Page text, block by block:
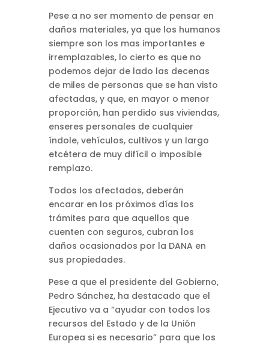
Pese a no ser momento de pensar en
daños materiales, ya que los humanos
siempre son los mas importantes e
irremplazables, lo cierto es que no
podemos dejar de lado las decenas
de miles de personas que se han visto
afectadas, y que, en mayor o menor
proporción, han perdido sus viviendas,
enseres personales de cualquier
índole, vehículos, cultivos y un largo
etcétera de muy difícil o imposible
remplazo.
Todos los afectados, deberán
encarar en los próximos días los
trámites para que aquellos que
cuenten con seguros, cubran los
daños ocasionados por la DANA en
sus propiedades.
Pese a que el presidente del Gobierno,
Pedro Sánchez, ha destacado que el
Ejecutivo va a “ayudar con todos los
recursos del Estado y de la Unión
Europea si es necesario” para que los